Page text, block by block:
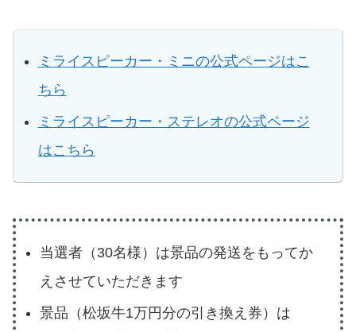
ミライスピーカー・ミニの公式ページはこ
ちら
ミライスピーカー・ステレオの公式ページ
はこちら
当選者（30名様）は景品の発送をもってか
えさせていただきます
景品（松坂牛1万円分の引き換え券）は